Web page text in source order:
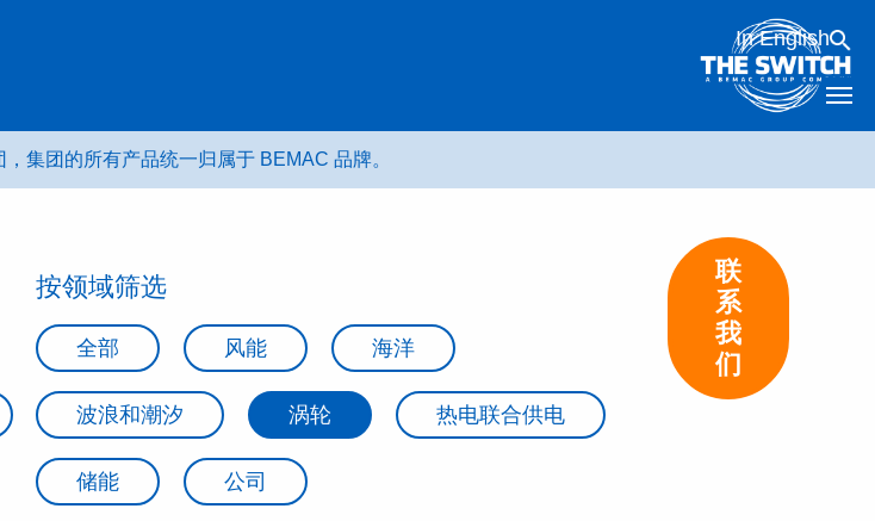
联
系
我
们
In English
集团的所有产品统一归属于 BEMAC 品牌。
按领域筛选
全部 风能 海洋
波浪和潮汐 涡轮 热电联合供电
储能 公司